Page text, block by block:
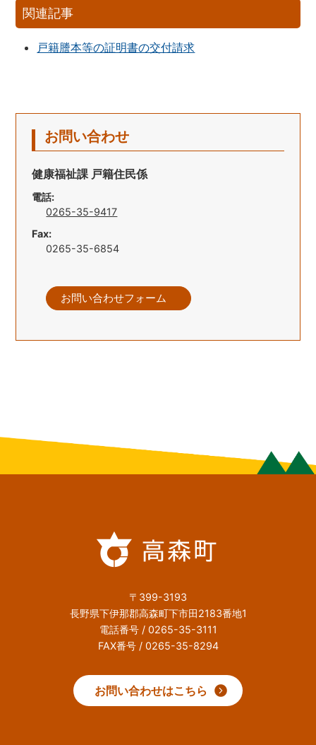
関連記事
戸籍謄本等の証明書の交付請求
お問い合わせ
健康福祉課 戸籍住民係
電話:
0265-35-9417
Fax:
0265-35-6854
お問い合わせフォーム
〒399-3193
長野県下伊那郡高森町下市田2183番地1
電話番号 / 0265-35-3111
FAX番号 / 0265-35-8294
お問い合わせはこちら